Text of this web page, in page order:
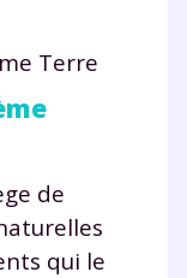
Terre
de
qui le